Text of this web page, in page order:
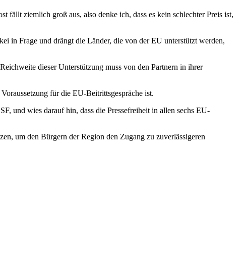
fällt ziemlich groß aus, also denke ich, dass es kein schlechter Preis ist,
in Frage und drängt die Länder, die von der EU unterstützt werden,
dieser Unterstützung muss von den Partnern in ihrer
für die EU-Beitrittsgespräche ist.
und wies darauf hin, dass die Pressefreiheit in allen sechs EU-
um den Bürgern der Region den Zugang zu zuverlässigeren